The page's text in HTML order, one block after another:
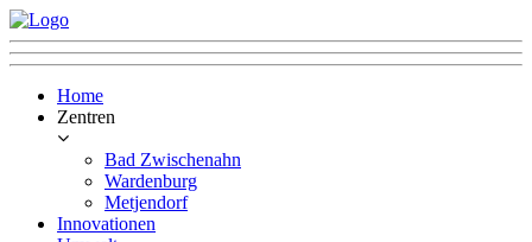
Home
Zentren
Bad Zwischenahn
Wardenburg
Metjendorf
Innovationen